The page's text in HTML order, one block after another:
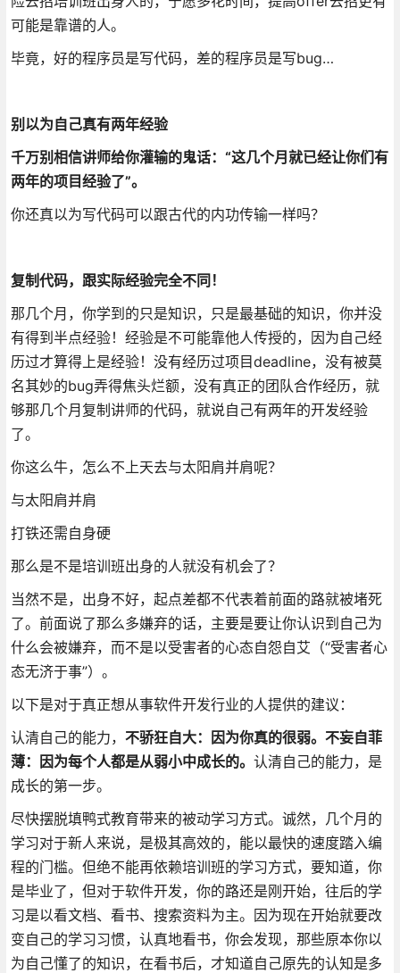
可能是靠谱的人。
毕竟，好的程序员是写代码，差的程序员是写bug…
别以为自己真有两年经验
千万别相信讲师给你灌输的鬼话：“这几个月就已经让你们有
两年的项目经验了”。
你还真以为写代码可以跟古代的内功传输一样吗？
复制代码，跟实际经验完全不同！
那几个月，你学到的只是知识，只是最基础的知识，你并没
有得到半点经验！经验是不可能靠他人传授的，因为自己经
历过才算得上是经验！没有经历过项目deadline，没有被莫
名其妙的bug弄得焦头烂额，没有真正的团队合作经历，就
够那几个月复制讲师的代码，就说自己有两年的开发经验
了。
你这么牛，怎么不上天去与太阳肩并肩呢？
与太阳肩并肩
打铁还需自身硬
那么是不是培训班出身的人就没有机会了？
当然不是，出身不好，起点差都不代表着前面的路就被堵死
了。前面说了那么多嫌弃的话，主要是要让你认识到自己为
什么会被嫌弃，而不是以受害者的心态自怨自艾（“受害者心
态无济于事”）。
以下是对于真正想从事软件开发行业的人提供的建议：
认清自己的能力， 不骄狂自大：因为你真的很弱。不妄自菲
薄：因为每个人都是从弱小中成长的。 认清自己的能力，是
成长的第一步。
尽快摆脱填鸭式教育带来的被动学习方式。诚然，几个月的
学习对于新人来说，是极其高效的，能以最快的速度踏入编
程的门槛。但绝不能再依赖培训班的学习方式，要知道，你
是毕业了，但对于软件开发，你的路还是刚开始，往后的学
习是以看文档、看书、搜索资料为主。因为现在开始就要改
变自己的学习习惯，认真地看书，你会发现，那些原本你以
为自己懂了的知识，在看书后，才知道自己原先的认知是多